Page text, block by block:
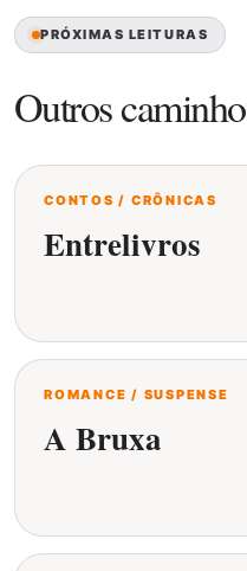
PRÓXIMAS LEITURAS
Outros
CONTOS / CRÔNICAS
Entrelivros
ROMANCE / SUSPENSE
A Bruxa